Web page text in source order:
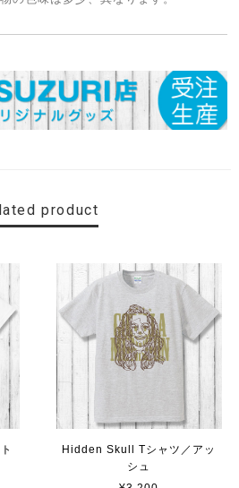
product
Hidden Skull Tシャツ／アッ
シュ